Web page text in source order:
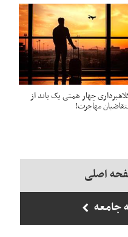
چهار همتی یک باند از
مهاجرت!
اصلی
جامعه